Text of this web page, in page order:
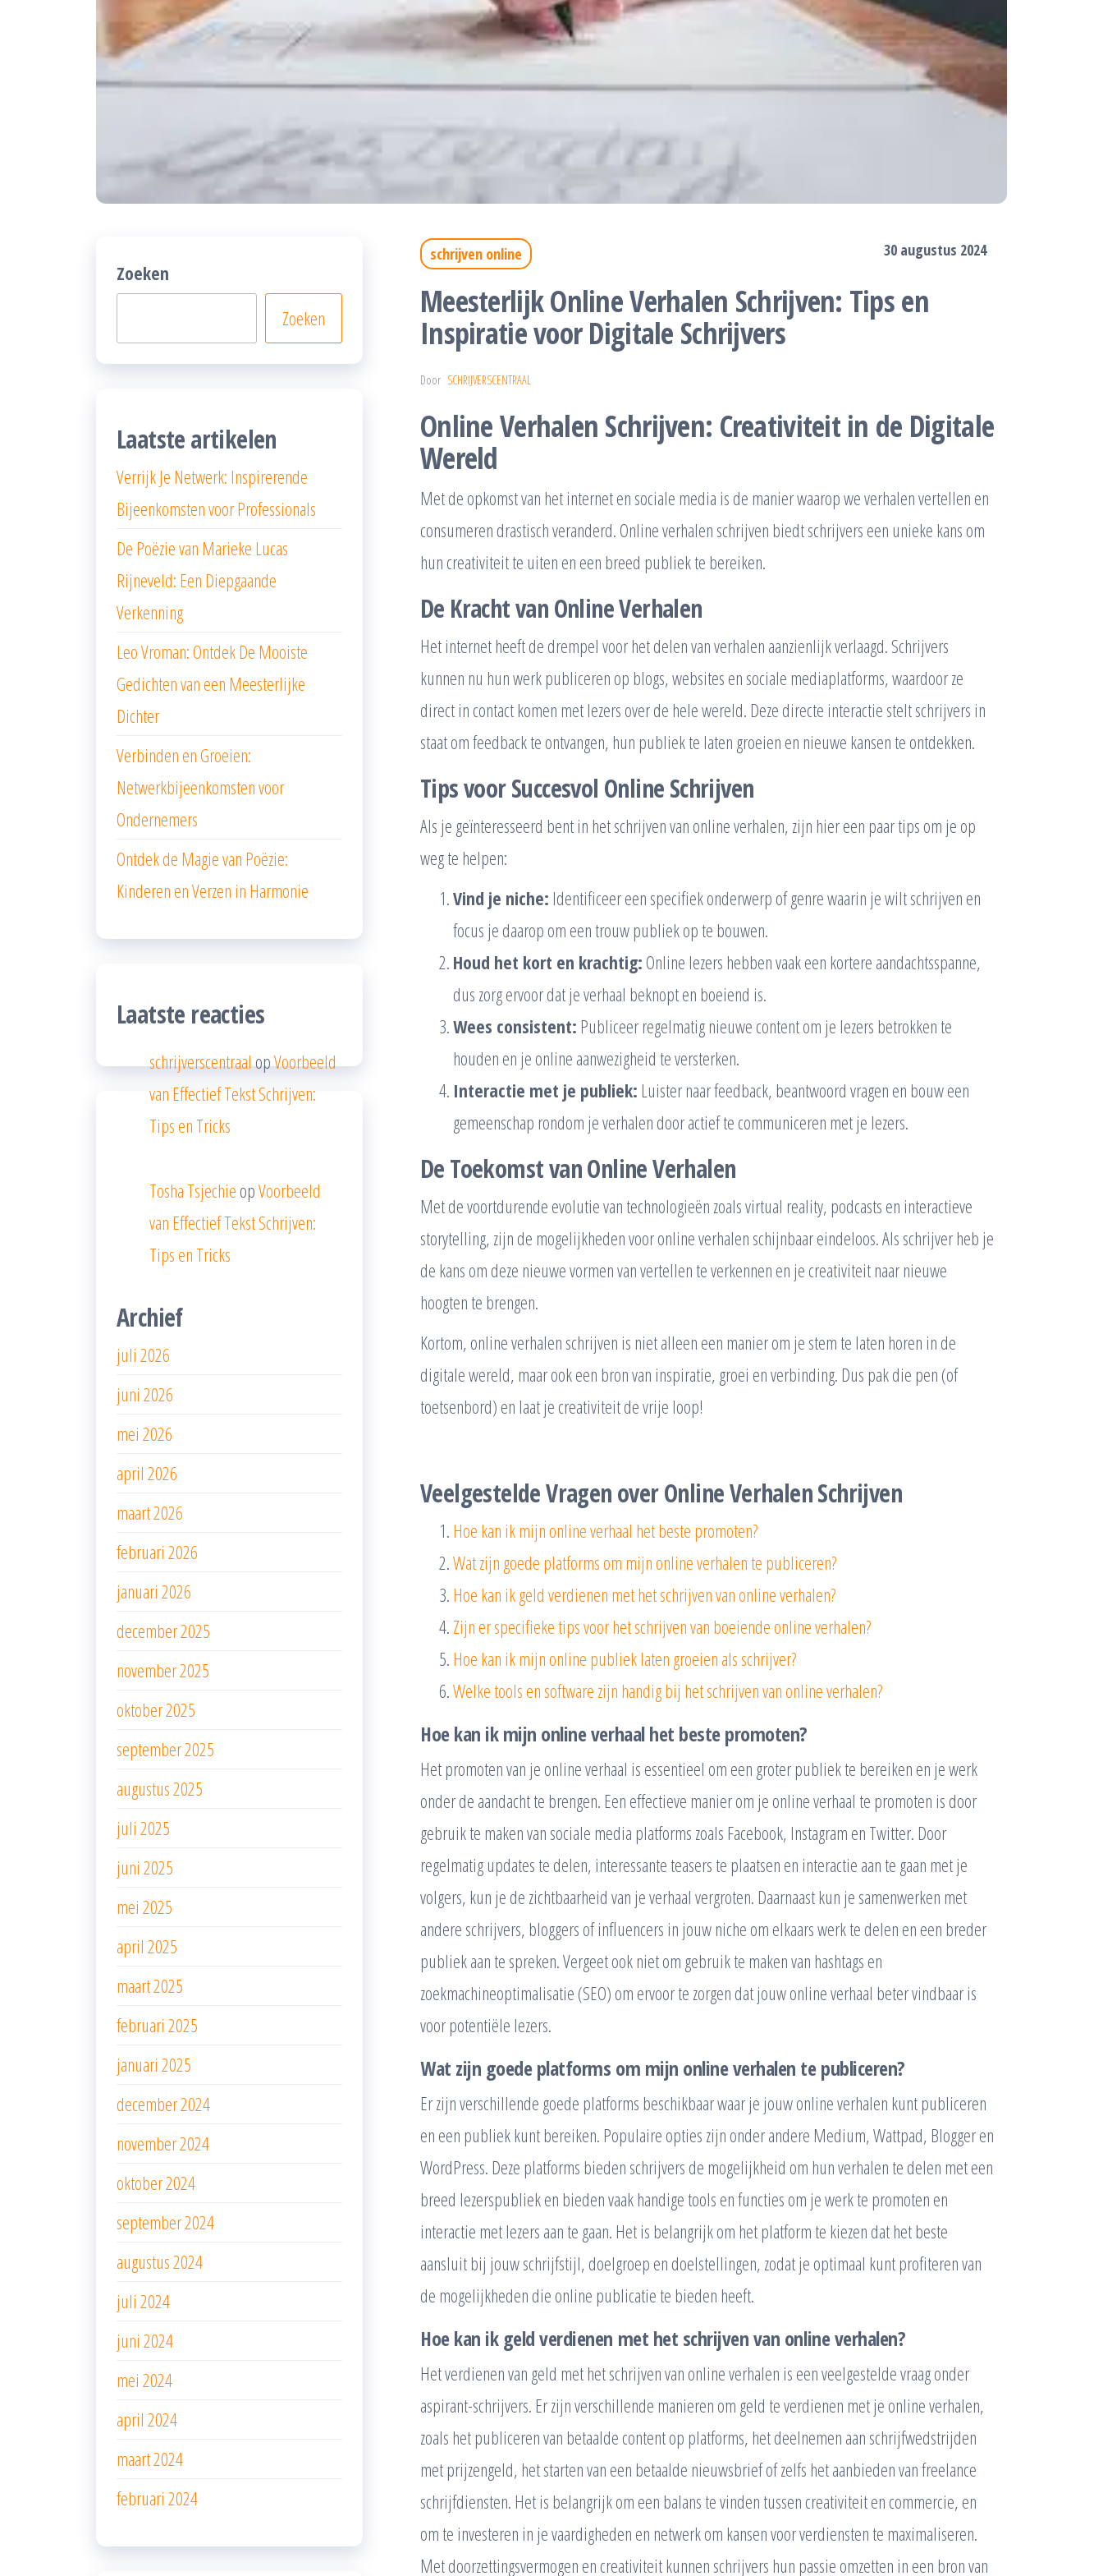
schrijven online 30 augustus 2024
Meesterlijk Online Verhalen Schrijven: Tips en
Inspiratie voor Digitale Schrijvers
Door SCHRIJVERSCENTRAAL
Online Verhalen Schrijven: Creativiteit in de Digitale
Wereld
Met de opkomst van het internet en sociale media is de manier waarop we verhalen vertellen en
consumeren drastisch veranderd. Online verhalen schrijven biedt schrijvers een unieke kans om
hun creativiteit te uiten en een breed publiek te bereiken.
De Kracht van Online Verhalen
Het internet heeft de drempel voor het delen van verhalen aanzienlijk verlaagd. Schrijvers
kunnen nu hun werk publiceren op blogs, websites en sociale mediaplatforms, waardoor ze
direct in contact komen met lezers over de hele wereld. Deze directe interactie stelt schrijvers in
staat om feedback te ontvangen, hun publiek te laten groeien en nieuwe kansen te ontdekken.
Tips voor Succesvol Online Schrijven
Als je geïnteresseerd bent in het schrijven van online verhalen, zijn hier een paar tips om je op
weg te helpen:
Vind je niche: Identificeer een specifiek onderwerp of genre waarin je wilt schrijven en
focus je daarop om een trouw publiek op te bouwen.
Houd het kort en krachtig: Online lezers hebben vaak een kortere aandachtsspanne,
dus zorg ervoor dat je verhaal beknopt en boeiend is.
Wees consistent: Publiceer regelmatig nieuwe content om je lezers betrokken te
houden en je online aanwezigheid te versterken.
Interactie met je publiek: Luister naar feedback, beantwoord vragen en bouw een
gemeenschap rondom je verhalen door actief te communiceren met je lezers.
De Toekomst van Online Verhalen
Met de voortdurende evolutie van technologieën zoals virtual reality, podcasts en interactieve
storytelling, zijn de mogelijkheden voor online verhalen schijnbaar eindeloos. Als schrijver heb je
de kans om deze nieuwe vormen van vertellen te verkennen en je creativiteit naar nieuwe
hoogten te brengen.
Kortom, online verhalen schrijven is niet alleen een manier om je stem te laten horen in de
digitale wereld, maar ook een bron van inspiratie, groei en verbinding. Dus pak die pen (of
toetsenbord) en laat je creativiteit de vrije loop!
Veelgestelde Vragen over Online Verhalen Schrijven
Hoe kan ik mijn online verhaal het beste promoten?
Wat zijn goede platforms om mijn online verhalen te publiceren?
Hoe kan ik geld verdienen met het schrijven van online verhalen?
Zijn er specifieke tips voor het schrijven van boeiende online verhalen?
Hoe kan ik mijn online publiek laten groeien als schrijver?
Welke tools en software zijn handig bij het schrijven van online verhalen?
Hoe kan ik mijn online verhaal het beste promoten?
Het promoten van je online verhaal is essentieel om een groter publiek te bereiken en je werk
onder de aandacht te brengen. Een effectieve manier om je online verhaal te promoten is door
gebruik te maken van sociale media platforms zoals Facebook, Instagram en Twitter. Door
regelmatig updates te delen, interessante teasers te plaatsen en interactie aan te gaan met je
volgers, kun je de zichtbaarheid van je verhaal vergroten. Daarnaast kun je samenwerken met
andere schrijvers, bloggers of influencers in jouw niche om elkaars werk te delen en een breder
publiek aan te spreken. Vergeet ook niet om gebruik te maken van hashtags en
zoekmachineoptimalisatie (SEO) om ervoor te zorgen dat jouw online verhaal beter vindbaar is
voor potentiële lezers.
Wat zijn goede platforms om mijn online verhalen te publiceren?
Er zijn verschillende goede platforms beschikbaar waar je jouw online verhalen kunt publiceren
en een publiek kunt bereiken. Populaire opties zijn onder andere Medium, Wattpad, Blogger en
WordPress. Deze platforms bieden schrijvers de mogelijkheid om hun verhalen te delen met een
breed lezerspubliek en bieden vaak handige tools en functies om je werk te promoten en
interactie met lezers aan te gaan. Het is belangrijk om het platform te kiezen dat het beste
aansluit bij jouw schrijfstijl, doelgroep en doelstellingen, zodat je optimaal kunt profiteren van
de mogelijkheden die online publicatie te bieden heeft.
Hoe kan ik geld verdienen met het schrijven van online verhalen?
Het verdienen van geld met het schrijven van online verhalen is een veelgestelde vraag onder
aspirant-schrijvers. Er zijn verschillende manieren om geld te verdienen met je online verhalen,
zoals het publiceren van betaalde content op platforms, het deelnemen aan schrijfwedstrijden
met prijzengeld, het starten van een betaalde nieuwsbrief of zelfs het aanbieden van freelance
schrijfdiensten. Het is belangrijk om een balans te vinden tussen creativiteit en commercie, en
om te investeren in je vaardigheden en netwerk om kansen voor verdiensten te maximaliseren.
Met doorzettingsvermogen en creativiteit kunnen schrijvers hun passie omzetten in een bron van
Zoeken
Zoeken
Laatste artikelen
Verrijk Je Netwerk: Inspirerende
Bijeenkomsten voor Professionals
De Poëzie van Marieke Lucas
Rijneveld: Een Diepgaande
Verkenning
Leo Vroman: Ontdek De Mooiste
Gedichten van een Meesterlijke
Dichter
Verbinden en Groeien:
Netwerkbijeenkomsten voor
Ondernemers
Ontdek de Magie van Poëzie:
Kinderen en Verzen in Harmonie
Laatste reacties
schrijverscentraalopVoorbeeld
van Effectief Tekst Schrijven:
Tips en Tricks
Tosha Tsjechie opVoorbeeld
van Effectief Tekst Schrijven:
Tips en Tricks
Archief
juli 2026
juni 2026
mei 2026
april 2026
maart 2026
februari 2026
januari 2026
december 2025
november 2025
oktober 2025
september 2025
augustus 2025
juli 2025
juni 2025
mei 2025
april 2025
maart 2025
februari 2025
januari 2025
december 2024
november 2024
oktober 2024
september 2024
augustus 2024
juli 2024
juni 2024
mei 2024
april 2024
maart 2024
februari 2024